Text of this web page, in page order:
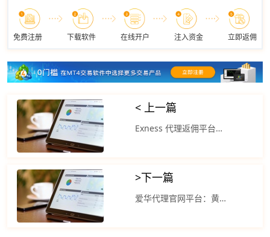
免费注册 下载软件 在线开户 注入资金 立即返佣
< 上一篇
Exness 代理返佣平台？现货黄金价格小幅回落下跌0.2%
>下一篇
爱华代理官网平台：黄金交易呈现出典型的观望式窄幅震荡